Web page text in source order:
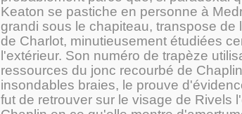
Keaton se pastiche en personne à
grandi sous le chapiteau, transpose de
de Charlot, minutieusement étudiées
l'extérieur. Son numéro de trapèze
ressources du jonc recourbé de
insondables braies, le prouve
fut de retrouver sur le visage de Rivels